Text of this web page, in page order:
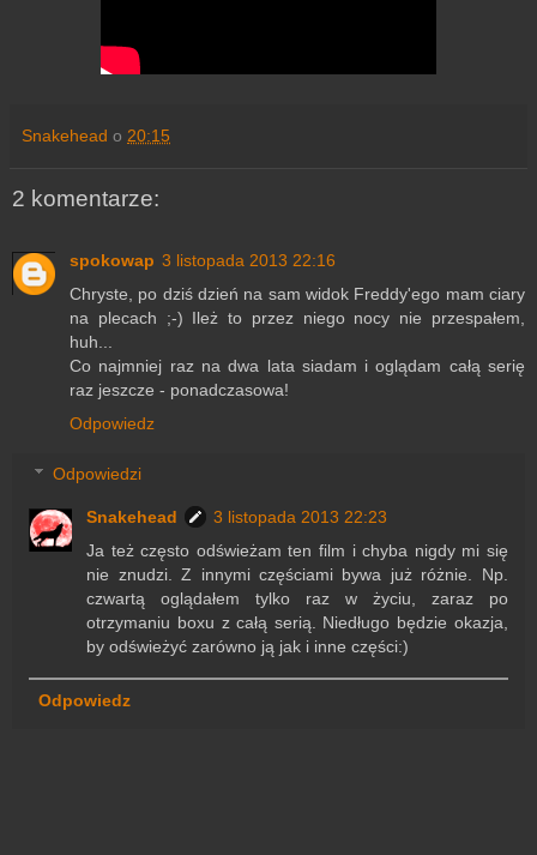
Snakehead o 20:15
2 komentarze:
spokowap 3 listopada 2013 22:16
Chryste, po dziś dzień na sam widok Freddy'ego mam ciary
na plecach ;-) Ileż to przez niego nocy nie przespałem,
huh...
Co najmniej raz na dwa lata siadam i oglądam całą serię
raz jeszcze - ponadczasowa!
Odpowiedz
Odpowiedzi
Snakehead
3 listopada 2013 22:23
Ja też często odświeżam ten film i chyba nigdy mi się
nie znudzi. Z innymi częściami bywa już różnie. Np.
czwartą oglądałem tylko raz w życiu, zaraz po
otrzymaniu boxu z całą serią. Niedługo będzie okazja,
by odświeżyć zarówno ją jak i inne części:)
Odpowiedz